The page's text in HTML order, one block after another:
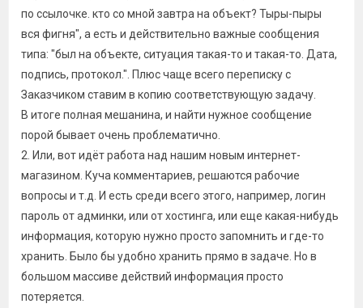
по ссылочке. кто со мной завтра на объект? Тыры-пыры
вся фигня", а есть и действительно важные сообщения
типа: "был на объекте, ситуация такая-то и такая-то. Дата,
подпись, протокол.". Плюс чаще всего переписку с
Заказчиком ставим в копию соответствующую задачу.
В итоге полная мешанина, и найти нужное сообщение
порой бывает очень проблематично.
2. Или, вот идёт работа над нашим новым интернет-
магазином. Куча комментариев, решаются рабочие
вопросы и т.д. И есть среди всего этого, например, логин
пароль от админки, или от хостинга, или еще какая-нибудь
информация, которую нужно просто запомнить и где-то
хранить. Было бы удобно хранить прямо в задаче. Но в
большом массиве действий информация просто
потеряется.